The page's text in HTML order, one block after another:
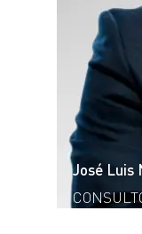
José Luis